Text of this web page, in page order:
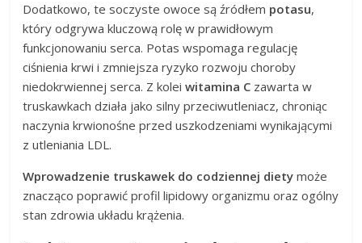
Dodatkowo, te soczyste owoce są źródłem potasu,
który odgrywa kluczową rolę w prawidłowym
funkcjonowaniu serca. Potas wspomaga regulację
ciśnienia krwi i zmniejsza ryzyko rozwoju choroby
niedokrwiennej serca. Z koleiwitamina C zawarta w
truskawkach działa jako silny przeciwutleniacz, chroniąc
naczynia krwionośne przed uszkodzeniami wynikającymi
z utleniania LDL.
Wprowadzenie truskawek do codziennej diety może
znacząco poprawić profil lipidowy organizmu oraz ogólny
stan zdrowia układu krążenia.